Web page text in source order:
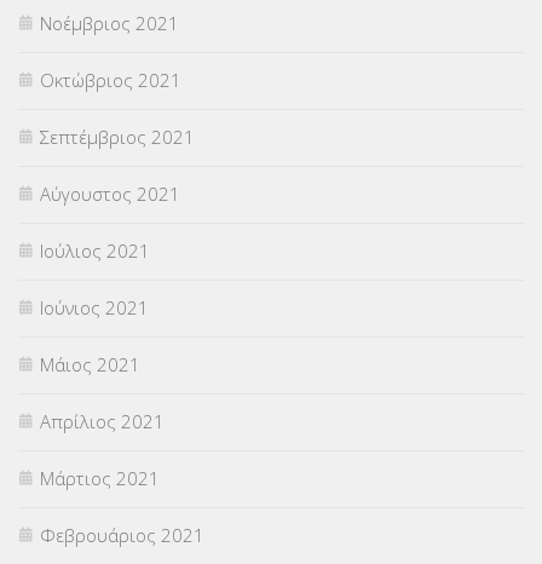
Νοέμβριος 2021
Οκτώβριος 2021
Σεπτέμβριος 2021
Αύγουστος 2021
Ιούλιος 2021
Ιούνιος 2021
Μάιος 2021
Απρίλιος 2021
Μάρτιος 2021
Φεβρουάριος 2021